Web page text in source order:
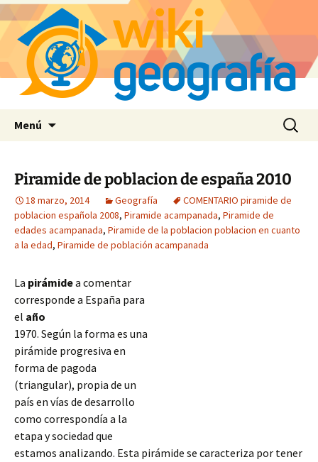
Menú Buscar:
Piramide de poblacion de españa 2010
18 marzo, 2014 Geografía
COMENTARIO piramide de
poblacion española 2008, Piramide acampanada, Piramide de
edades acampanada, Piramide de la poblacion poblacion en cuanto
a la edad, Piramide de población acampanada
La pirámidea comentar
corresponde a España para
el año
1970. Según la forma es una
pirámide progresiva en
forma de pagoda
(triangular), propia de un
país en vías de desarrollo
como correspondía a la
etapa y sociedad que
estamos analizando. Esta pirámide se caracteriza por tener